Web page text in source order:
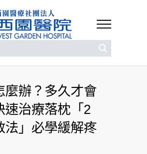
麼辦？多久才會
速治療落枕「2
法」必學緩解疼